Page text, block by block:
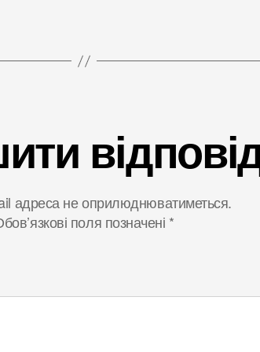
адреса не оприлюднюватиметься.
поля позначені *